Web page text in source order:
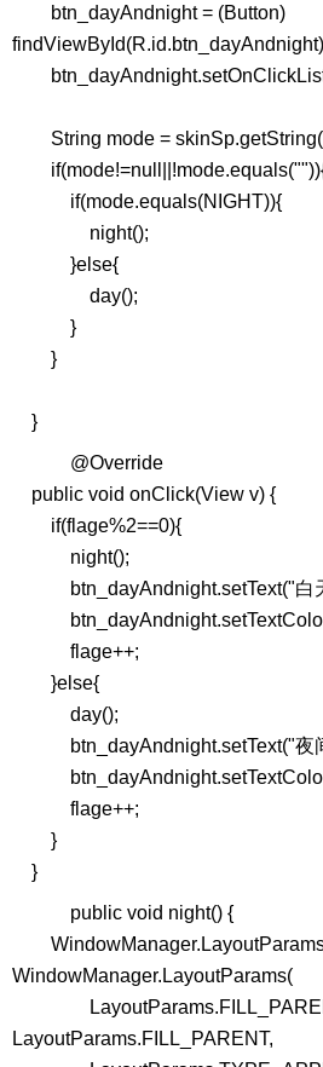
btn_dayAndnight = (Button)
String mode =
if(mode.equals(NIGHT)){
night();
}else{
day();
}
}
}
@Override
public void onClick(View v) {
if(flage%2==0){
night();
btn_dayAndnight.setText("白
flage++;
}else{
day();
btn_dayAndnight.setText("夜
flage++;
}
}
public void night() {
WindowManager.LayoutParams
WindowManager.LayoutParams(
LayoutParams.FILL_PARENT,